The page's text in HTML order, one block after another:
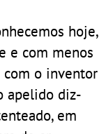
hoje,
e com menos
com o inventor
apelido diz-
em